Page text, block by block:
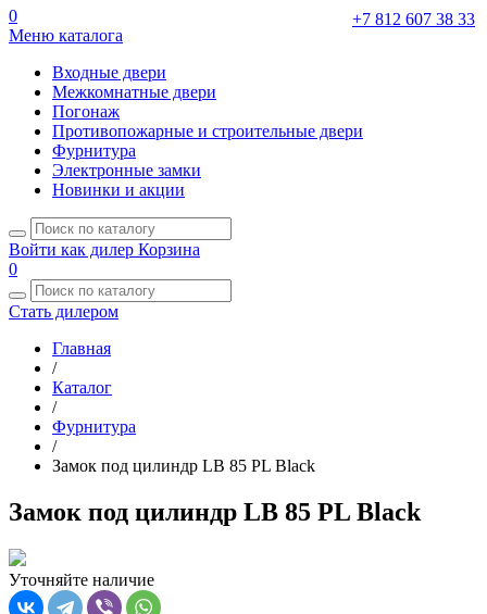
+7 812 607 38 33
0
Меню каталога
Входные двери
Межкомнатные двери
Погонаж
Противопожарные и строительные двери
Фурнитура
Электронные замки
Новинки и акции
Войти как дилер Корзина
0
Стать дилером
Главная
/
Каталог
/
Фурнитура
/
Замок под цилиндр LB 85 PL Black
Замок под цилиндр LB 85 PL Black
Уточняйте наличие